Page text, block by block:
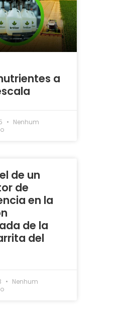
a
Nenhum
de un
de
en la
de la
del
Nenhum